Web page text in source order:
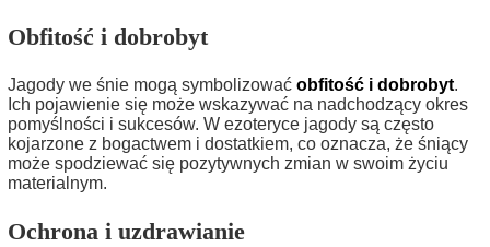
Obfitość i dobrobyt
Jagody we śnie mogą symbolizować obfitość i dobrobyt.
Ich pojawienie się może wskazywać na nadchodzący okres
pomyślności i sukcesów. W ezoteryce jagody są często
kojarzone z bogactwem i dostatkiem, co oznacza, że śniący
może spodziewać się pozytywnych zmian w swoim życiu
materialnym.
Ochrona i uzdrawianie